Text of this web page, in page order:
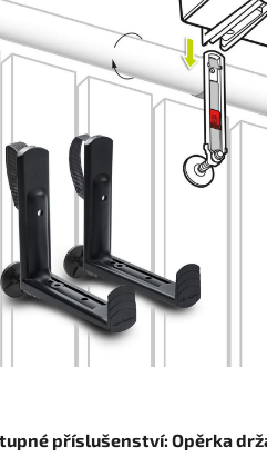
příslušenství: Opěrka